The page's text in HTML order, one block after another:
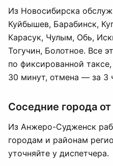
Из Новосибирска
Куйбышев, Барабинск,
Карасук, Чулым, Обь,
Тогучин, Болотное. Все
по фиксированной
30 минут, отмена — за 3
Соседние города
Из Анжеро-Судженск
городам и районам
уточняйте у диспетчера.